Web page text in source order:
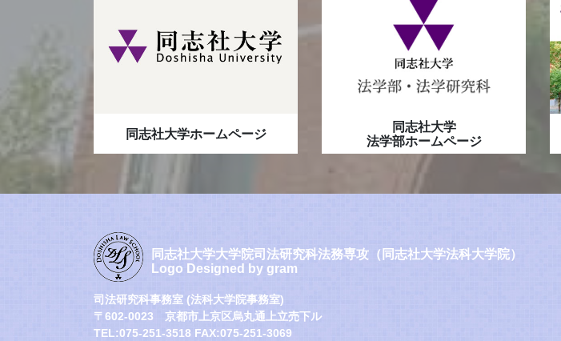
同志社大学ホームページ
同志社大学
法学部ホームページ
同志社大学大学院司法研究科法務専攻（同志社大学法科大学院）
Logo Designed by gram
司法研究科事務室 (法科大学院事務室)
〒602-0023 京都市上京区烏丸通上立売下ル
TEL:075-251-3518 FAX:075-251-3069